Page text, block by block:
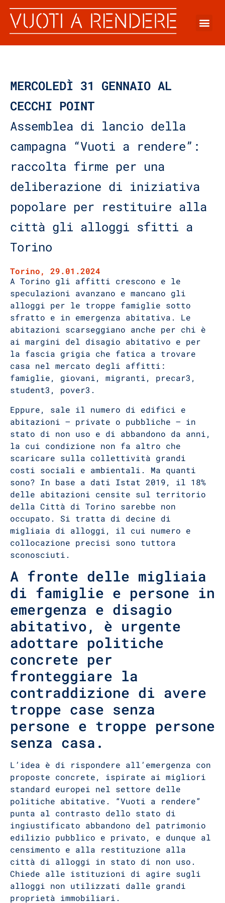
MERCOLEDÌ 31 GENNAIO AL
CECCHI POINT
Assemblea di lancio della
campagna “Vuoti a rendere”:
raccolta firme per una
deliberazione di iniziativa
popolare per restituire alla
città gli alloggi sfitti a
Torino
Torino, 29.01.2024
A Torino gli affitti crescono e le
speculazioni avanzano e mancano gli
alloggi per le troppe famiglie sotto
sfratto e in emergenza abitativa. Le
abitazioni scarseggiano anche per chi è
ai margini del disagio abitativo e per
la fascia grigia che fatica a trovare
casa nel mercato degli affitti:
famiglie, giovani, migranti, precar3,
student3, pover3.
Eppure, sale il numero di edifici e
abitazioni – private o pubbliche – in
stato di non uso e di abbandono da anni,
la cui condizione non fa altro che
scaricare sulla collettività grandi
costi sociali e ambientali. Ma quanti
sono? In base a dati Istat 2019, il 18%
delle abitazioni censite sul territorio
della Città di Torino sarebbe non
occupato. Si tratta di decine di
migliaia di alloggi, il cui numero e
collocazione precisi sono tuttora
sconosciuti.
A fronte delle migliaia
di famiglie e persone in
emergenza e disagio
abitativo, è urgente
adottare politiche
concrete per
fronteggiare la
contraddizione di avere
troppe case senza
persone e troppe persone
senza casa.
L’idea è di rispondere all’emergenza con
proposte concrete, ispirate ai migliori
standard europei nel settore delle
politiche abitative. “Vuoti a rendere”
punta al contrasto dello stato di
ingiustificato abbandono del patrimonio
edilizio pubblico e privato, e dunque al
censimento e alla restituzione alla
città di alloggi in stato di non uso.
Chiede alle istituzioni di agire sugli
alloggi non utilizzati dalle grandi
proprietà immobiliari.